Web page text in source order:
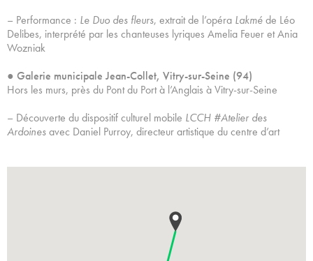
– Performance : Le Duo des fleurs, extrait de l’opéra Lakméde Léo
Delibes, interprété par les chanteuses lyriques Amelia Feuer et Ania
Wozniak
● Galerie municipale Jean-Collet, Vitry-sur-Seine (94)
Hors les murs, près du Pont du Port à l’Anglais à Vitry-sur-Seine
– Découverte du dispositif culturel mobile LCCH #Atelier des
Ardoinesavec Daniel Purroy, directeur artistique du centre d’art